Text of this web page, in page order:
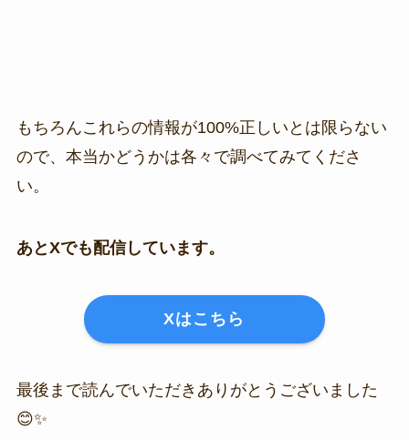
もちろんこれらの情報が100%正しいとは限らない
ので、本当かどうかは各々で調べてみてくださ
い。
あとXでも配信しています。
Xはこちら
最後まで読んでいただきありがとうございました
😊✨